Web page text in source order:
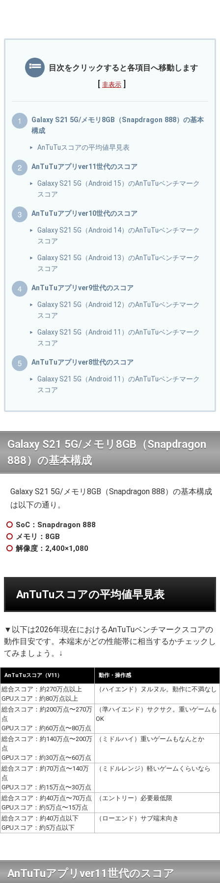
目次をクリックすると各項目へ移動します
[ 非表示 ]
Galaxy S21 5G/メモリ8GB（Snapdragon 888）の基本
構成
AnTuTuスコアの平均値早見表
AnTuTuアプリver11世代のスコア
Galaxy S21 5G（Android 15）のAnTuTuベンチマーク
スコア
AnTuTuアプリver10世代のスコア
Galaxy S21 5G（Android 14）のAnTuTuベンチマーク
スコア
Galaxy S21 5G（Android 13）のAnTuTuベンチマーク
スコア
AnTuTuアプリver9世代のスコア
Galaxy S21 5G（Android 12）のAnTuTuベンチマーク
スコア
Galaxy S21 5G（Android 11）のAnTuTuベンチマーク
スコア
AnTuTuアプリver8世代のスコア
Galaxy S21 5G（Android 11）のAnTuTuベンチマーク
スコア
Galaxy S21 5G/メモリ8GB（Snapdragon
888）の基本構成
Galaxy S21 5G/メモリ8GB（Snapdragon 888）の基本構成
は以下の通り。
SoC：Snapdragon 888
メモリ：8GB
解像度：2,400×1,080
AnTuTuスコアの平均値早見表
▼以下は2026年現在におけるAnTuTuベンチマークスコアの
動作目安です。本端末がどの性能帯に相当するかチェックし
てみましょう。↓
AnTuTuスコア（V11） 動作・操作感
総合スコア：約270万点以上
GPUスコア：約80万点以上
（ハイエンド）ヌルヌル。動作に不満なし
総合スコア：約200万点〜270万
点
GPUスコア：約60万点〜80万点
（準ハイエンド）サクサク。重いゲームも
OK
総合スコア：約140万点〜200万
点
GPUスコア：約30万点〜60万点
（ミドルハイ）重いゲームもなんとか
総合スコア：約70万点〜140万
点
GPUスコア：約15万点〜30万点
（ミドルレンジ）軽いゲームくらいなら
総合スコア：約40万点〜70万点
GPUスコア：約5万点〜15万点
（エントリー）必要最低限
総合スコア：約40万点以下
GPUスコア：約5万点以下
（ローエンド）サブ端末向き
AnTuTuアプリver11世代のスコア